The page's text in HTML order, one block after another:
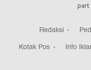
Redaksi
Kotak Pos
Info